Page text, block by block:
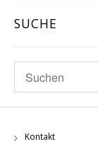
SUCHE
Kontakt